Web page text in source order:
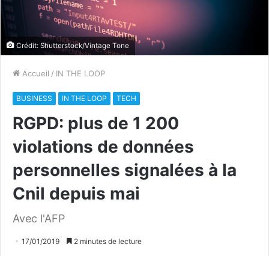
Crédit: Shutterstock/Vintage Tone
Accueil / IN THE LOOP
BUSINESS IN THE LOOP TECH
RGPD: plus de 1 200
violations de données
personnelles signalées à la
Cnil depuis mai
Avec l'AFP
17/01/2019 2 minutes de lecture